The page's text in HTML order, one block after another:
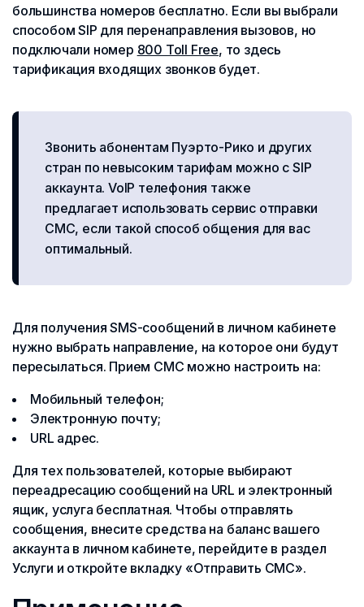
большинства номеров бесплатно. Если вы выбрали
способом SIP для перенаправления вызовов, но
подключали номер 800 Toll Free, то здесь
тарификация входящих звонков будет.
Звонить абонентам Пуэрто-Рико и других
стран по невысоким тарифам можно с SIP
аккаунта. VoIP телефония также
предлагает использовать сервис отправки
СМС, если такой способ общения для вас
оптимальный.
Для получения SMS-сообщений в личном кабинете
нужно выбрать направление, на которое они будут
пересылаться. Прием СМС можно настроить на:
Мобильный телефон;
Электронную почту;
URL адрес.
Для тех пользователей, которые выбирают
переадресацию сообщений на URL и электронный
ящик, услуга бесплатная. Чтобы отправлять
сообщения, внесите средства на баланс вашего
аккаунта в личном кабинете, перейдите в раздел
Услуги и откройте вкладку «Отправить СМС».